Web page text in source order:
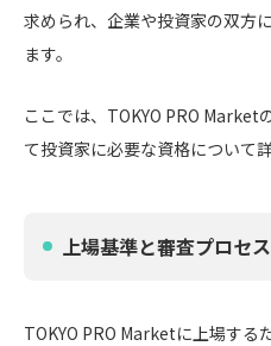
求められ、企業や投資家の双方
ます。
ここでは、TOKYO PRO Market
て投資家に必要な資格について
上場基準と審査プロセス
TOKYO PRO Marketに上場する